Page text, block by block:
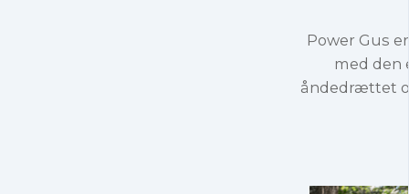
Power Gus
med den
åndedrættet